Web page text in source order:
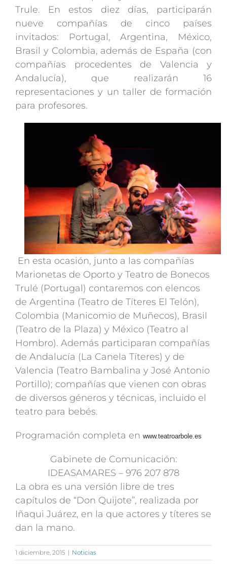
Trule. En estos diez días, participarán
nueve compañías de cinco países
invitados: Portugal, Argentina, México,
Brasil y Colombia, además de España (con
compañías procedentes de Valencia y
Andalucía), que realizarán 16
representaciones y un taller de formación
para profesores.
En esta ocasión, junto a las compañías
Marionetas de Oporto y Teatro de Bonecos
Trulé (Portugal) contaremos con elencos
de Argentina (Teatro de Títeres El Telón),
Colombia (Manicomio de Muñecos), Brasil
(Teatro de la Plaza) y México (Teatro al
Hombro). Además participaran compañías
de Andalucía (La Canela Títeres) y de
Valencia (Teatro Bambalina y José Antonio
Portillo); compañías que vienen con obras
de diversos géneros y técnicas, incluido el
teatro para bebés.
Programación completa en www.teatroarbole.es
Gabinete de Comunicación:
IDEASAMARES – 976 207 878
La obra es una versión libre de tres
capítulos de “Don Quijote”, realizada por
Iñaqui Juárez, en la que actores y títeres se
dan la mano.
1 diciembre, 2015 | Noticias